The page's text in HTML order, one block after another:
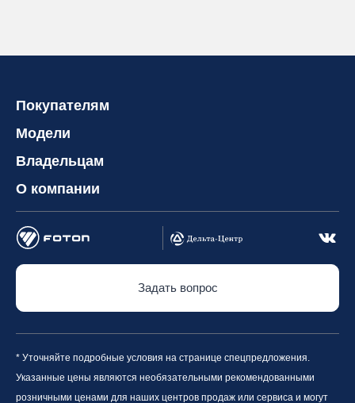
Покупателям
Модели
Владельцам
О компании
Задать вопрос
* Уточняйте подробные условия на странице спецпредложения.
Указанные цены являются необязательными рекомендованными
розничными ценами для наших центров продаж или сервиса и могут